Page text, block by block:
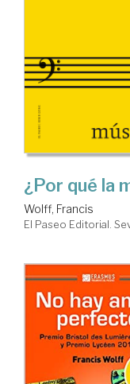
¿Por qué la
Wolff, Francis
El Paseo Editorial.